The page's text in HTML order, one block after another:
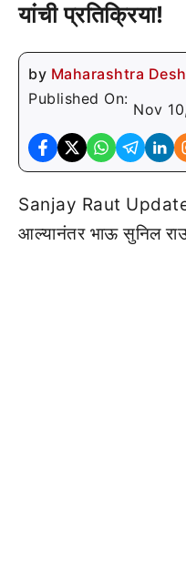
यांची प्रतिक्रिया!
by Maharashtra
Published On:
Nov
Sanjay Raut
आल्यानंतर भाऊ सुनिल